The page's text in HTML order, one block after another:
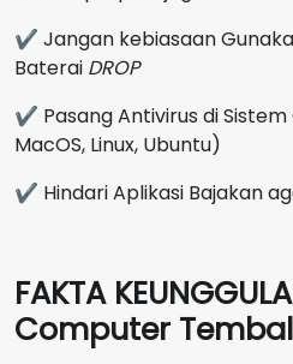
✔ Jangan kebiasaan
Baterai DROP
✔ Pasang Antivirus di Sistem
MacOS, Linux, Ubuntu)
✔ Hindari Aplikasi Bajakan
FAKTA
Computer